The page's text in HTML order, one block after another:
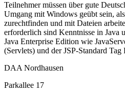
Teilnehmer müssen über gute
Umgang mit Windows geübt sein,
zurechtfinden und mit Dateien
erforderlich sind Kenntnisse in Java
Java Enterprise Edition wie
(Servlets) und der JSP-Standard
DAA Nordhausen
Parkallee 17